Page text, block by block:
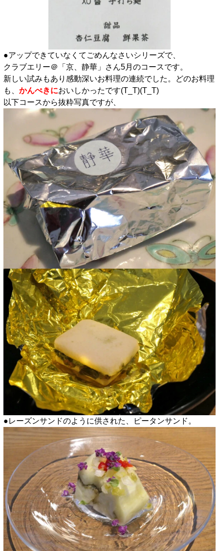
●アップできていなくてごめんなさいシリーズで、
クラブエリー＠「京、静華」さん5月のコースです。
新しい試みもあり感動深いお料理の連続でした。どのお料理
も、 かんぺきにおいしかったです(T_T)(T_T)
以下コースから抜粋写真ですが、
●レーズンサンドのように供された、ピータンサンド。